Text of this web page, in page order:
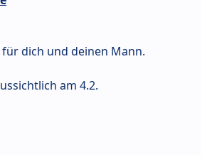
dich und deinen Mann.
am 4.2.